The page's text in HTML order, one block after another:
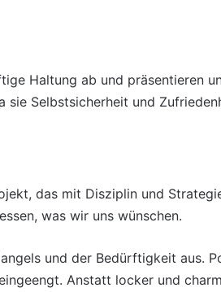
Haltung ab und präsentieren
Selbstsicherheit und
das mit Disziplin und
was wir uns wünschen.
und der Bedürftigkeit aus.
Anstatt locker und